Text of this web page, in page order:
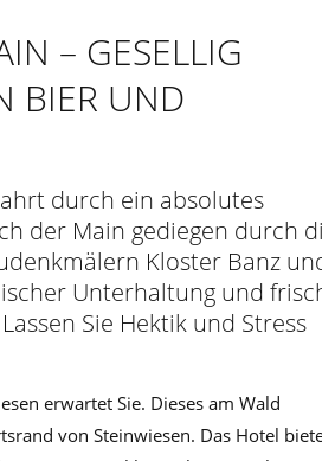
– GESELLIG
BIER UND
durch ein absolutes
der Main gediegen durch
Kloster Banz
Unterhaltung und
Sie Hektik und Stress
erwartet Sie. Dieses am Wald
von Steinwiesen. Das Hotel